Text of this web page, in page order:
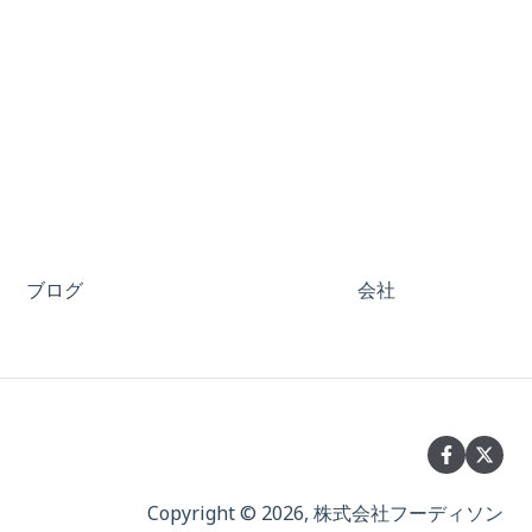
ブログ 会社
Copyright © 2026, 株式会社フーディソン